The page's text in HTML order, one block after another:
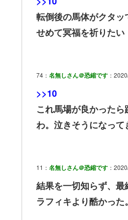
転倒後の馬体がクタ
せめて冥福を祈りたい
74： 名無しさん＠恐縮です ：
>>10
これ馬場が良かった
わ。泣きそうになって
11： 名無しさん＠恐縮です ：
結果を一切知らず、最
ラフィキより酷かった。